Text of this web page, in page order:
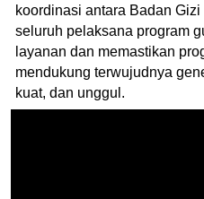
koordinasi antara Badan
seluruh pelaksana program
layanan dan memastikan
mendukung terwujudnya
kuat, dan unggul.